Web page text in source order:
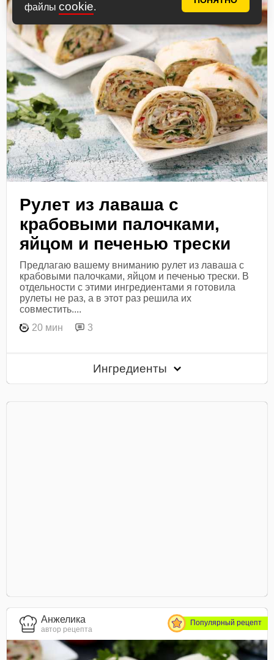
файлы cookie.
Рулет из лаваша с
крабовыми палочками,
яйцом и печенью трески
Предлагаю вашему вниманию рулет из лаваша с
крабовыми палочками, яйцом и печенью трески. В
отдельности с этими ингредиентами я готовила
рулеты не раз, а в этот раз решила их
совместить....
20 мин
3
Ингредиенты
Анжелика
автор рецепта
Популярный рецепт